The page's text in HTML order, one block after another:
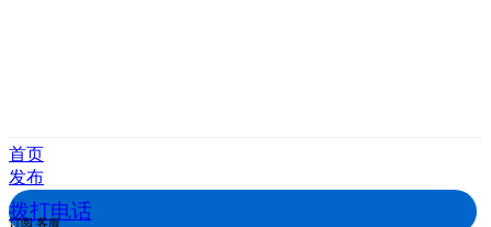
首页
发布
拨打电话
订阅 客服